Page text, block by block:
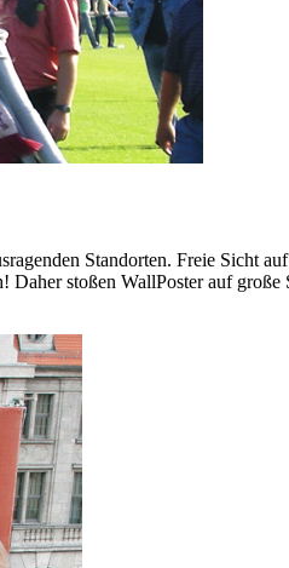
Standorten. Freie Sicht
stoßen WallPoster auf